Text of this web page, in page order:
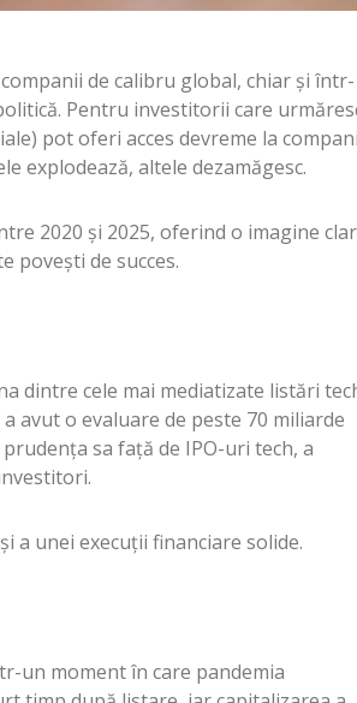
de calibru global, chiar și într-
Pentru investitorii care
pot oferi acces devreme la
explodează, altele dezamăgesc.
2020 și 2025, oferind o imagine
povești de succes.
dintre cele mai mediatizate listări
avut o evaluare de peste 70 miliarde
sa față de IPO-uri tech, a
a unei execuții financiare solide.
un moment în care pandemia